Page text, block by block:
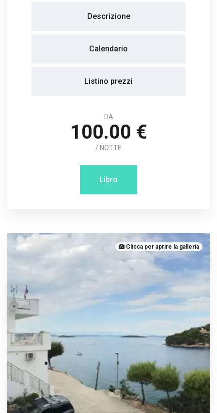
Descrizione
Calendario
Listino prezzi
DA
100.00 €
/ NOTTE
Libro
Clicca per aprire la galleria